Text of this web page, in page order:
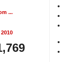
...